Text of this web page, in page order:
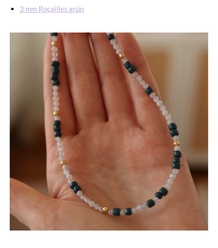
3 mm Rocailles grün